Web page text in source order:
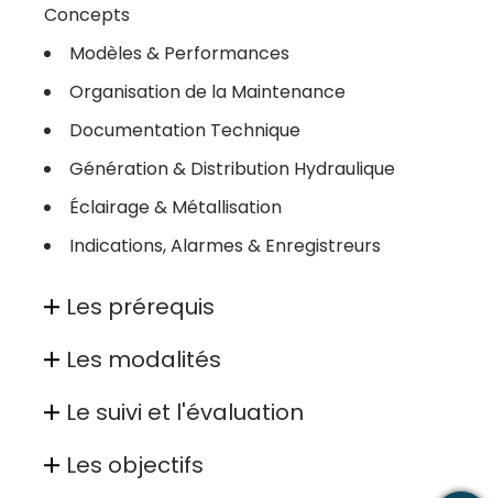
Concepts
Modèles & Performances
Organisation de la Maintenance
Documentation Technique
Génération & Distribution Hydraulique
Éclairage & Métallisation
Indications, Alarmes & Enregistreurs
Les prérequis
Les modalités
Le suivi et l'évaluation
Les objectifs